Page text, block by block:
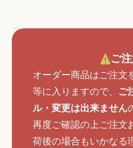
ご
オーダー商品はご注文
等に入りますので、
ご
ル・変更は出来ません
再度ご確認の上ご注文
荷後の場合もいかなる